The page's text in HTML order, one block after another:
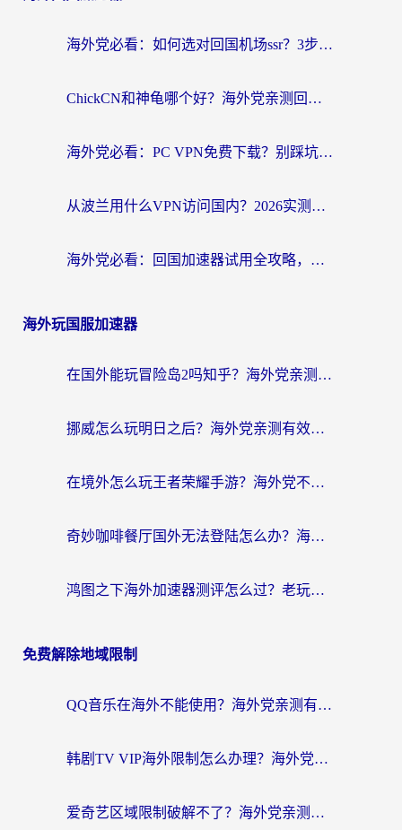
海外党必看：如何选对回国机场ssr？3步解决国内资源访问难题
ChickCN和神龟哪个好？海外党亲测回国加速器的实用攻略
海外党必看：PC VPN免费下载？别踩坑！3步选对回国加速器无缝刷国内资源
从波兰用什么VPN访问国内？2026实测有效的无缝回国方案
海外党必看：回国加速器试用全攻略，无缝刷国内剧玩游戏不再难
海外玩国服加速器
在国外能玩冒险岛2吗知乎？海外党亲测有效的国服游戏加速指南
挪威怎么玩明日之后？海外党亲测有效的国服游戏加速指南
在境外怎么玩王者荣耀手游？海外党不卡顿的终极加速器选择指南
奇妙咖啡餐厅国外无法登陆怎么办？海外党必看的国服游戏加速全攻略
鸿图之下海外加速器测评怎么过？老玩家亲测有效的选择指南
免费解除地域限制
QQ音乐在海外不能使用？海外党亲测有效的回国加速解决方案来了
韩剧TV VIP海外限制怎么办理？海外党追剧看国内内容的实用指南
爱奇艺区域限制破解不了？海外党亲测有效的回国加速方案来了